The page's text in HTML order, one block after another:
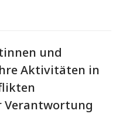
und
Aktivitäten in